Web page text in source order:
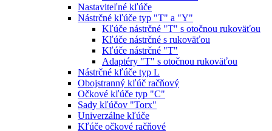
Nastaviteľné kľúče
Nástrčné kľúče typ "T" a "Y"
Kľúče nástrčné "T" s otočnou rukoväťou
Kľúče nástrčné s rukoväťou
Kľúče nástrčné "T"
Adaptéry "T" s otočnou rukoväťou
Nástrčné kľúče typ L
Obojstranný kľúč račňový
Očkové kľúče typ "C"
Sady kľúčov "Torx"
Univerzálne kľúče
Kľúče očkové račňové